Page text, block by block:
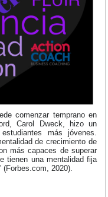
comenzar temprano en
Carol Dweck, hizo un
más jóvenes.
de crecimiento de
más capaces de superar
tienen una mentalidad fija
2020).